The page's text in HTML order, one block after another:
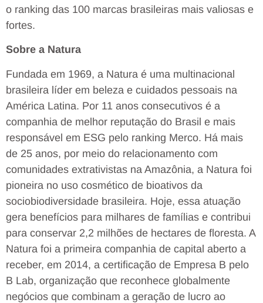
o ranking das 100 marcas brasileiras mais valiosas e
fortes.
Sobre a Natura
Fundada em 1969, a Natura é uma multinacional
brasileira líder em beleza e cuidados pessoais na
América Latina. Por 11 anos consecutivos é a
companhia de melhor reputação do Brasil e mais
responsável em ESG pelo ranking Merco. Há mais
de 25 anos, por meio do relacionamento com
comunidades extrativistas na Amazônia, a Natura foi
pioneira no uso cosmético de bioativos da
sociobiodiversidade brasileira. Hoje, essa atuação
gera benefícios para milhares de famílias e contribui
para conservar 2,2 milhões de hectares de floresta. A
Natura foi a primeira companhia de capital aberto a
receber, em 2014, a certificação de Empresa B pelo
B Lab, organização que reconhece globalmente
negócios que combinam a geração de lucro ao